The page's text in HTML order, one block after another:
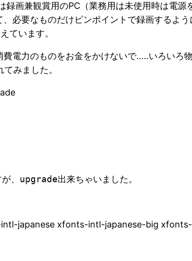
録画兼観賞用のPC（業務用は未使用時は電
必要なものだけピンポイントで録画するよ
ています。
電力のものをお金をかけないで…..いろいろ
みました。
、upgrade出来ちゃいました。
japanese xfonts-intl-japanese-big